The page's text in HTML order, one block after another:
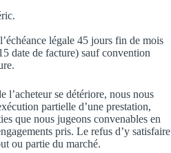
légale 45 jours fin de mois
date de facture) sauf convention
l’acheteur se détériore, nous nous
partielle d’une prestation,
que nous jugeons convenables en
pris. Le refus d’y satisfaire
ou partie du marché.